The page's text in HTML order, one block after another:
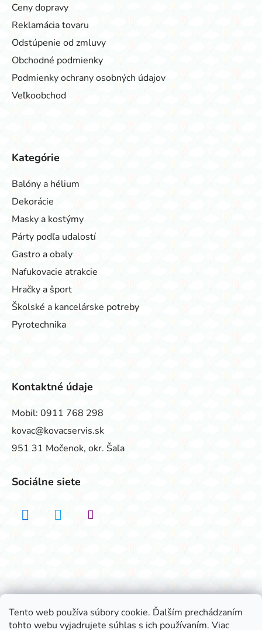
Tento web používa súbory cookie. Ďalším prechádzaním
tohto webu vyjadrujete súhlas s ich používaním. Viac
Ceny dopravy
Reklamácia tovaru
Odstúpenie od zmluvy
Obchodné podmienky
Podmienky ochrany osobných údajov
Veľkoobchod
Kategórie
Balóny a hélium
Dekorácie
Masky a kostýmy
Párty podľa udalostí
Gastro a obaly
Nafukovacie atrakcie
Hračky a šport
Školské a kancelárske potreby
Pyrotechnika
Kontaktné údaje
Mobil: 0911 768 298
kovac@kovacservis.sk
951 31 Močenok, okr. Šaľa
Sociálne siete